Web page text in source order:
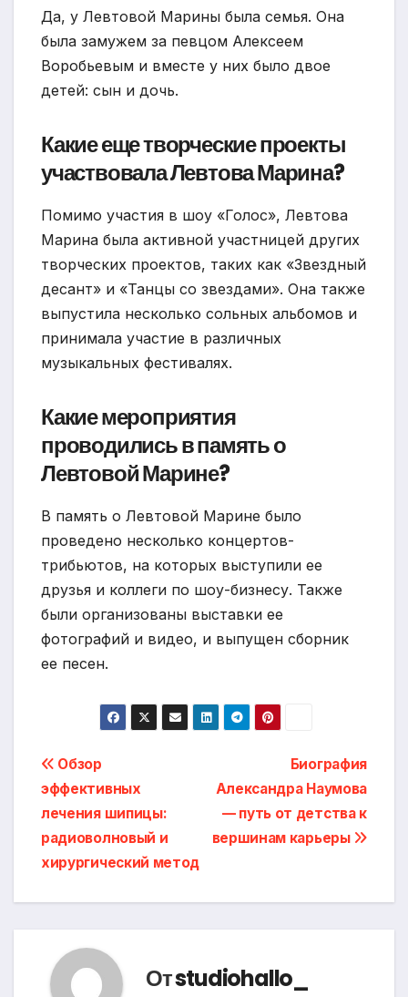
Да, у Левтовой Марины была семья. Она
была замужем за певцом Алексеем
Воробьевым и вместе у них было двое
детей: сын и дочь.
Какие еще творческие проекты
участвовала Левтова Марина?
Помимо участия в шоу «Голос», Левтова
Марина была активной участницей других
творческих проектов, таких как «Звездный
десант» и «Танцы со звездами». Она также
выпустила несколько сольных альбомов и
принимала участие в различных
музыкальных фестивалях.
Какие мероприятия
проводились в память о
Левтовой Марине?
В память о Левтовой Марине было
проведено несколько концертов-
трибьютов, на которых выступили ее
друзья и коллеги по шоу-бизнесу. Также
были организованы выставки ее
фотографий и видео, и выпущен сборник
ее песен.
Навигация
по
записям
Биография
Александра Наумова
— путь от детства к
вершинам карьеры
Обзор
эффективных
лечения шипицы:
радиоволновый и
хирургический метод
Отstudiohallo_